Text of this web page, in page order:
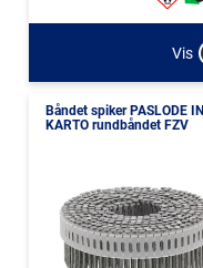
Vis
Båndet spiker PASLODE IN
KARTO rundbåndet FZV